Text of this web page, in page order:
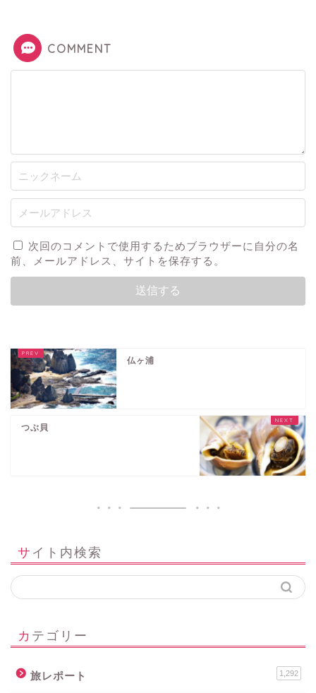
COMMENT
次回のコメントで使用するためブラウザーに自分の名
前、メールアドレス、サイトを保存する。
仏ヶ浦
つぶ貝
サイト内検索
カテゴリー
旅レポート 1,292